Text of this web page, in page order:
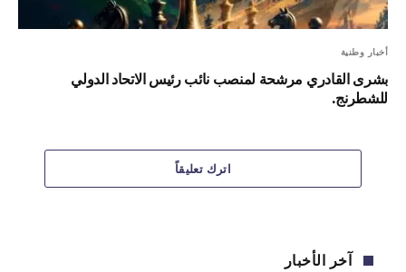
أخبار وطنية
بشرى القادري مرشحة لمنصب نائب رئيس الاتحاد الدولي
للشطرنج.
اترك تعليقاً
آخر الأخبار